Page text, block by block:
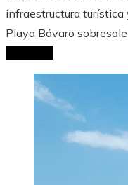
infraestructura turística
Playa Bávaro sobresale